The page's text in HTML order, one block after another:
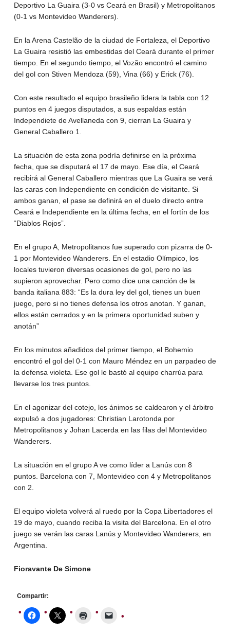
Deportivo La Guaira (3-0 vs Ceará en Brasil) y Metropolitanos
(0-1 vs Montevideo Wanderers).
En la Arena Castelão de la ciudad de Fortaleza, el Deportivo
La Guaira resistió las embestidas del Ceará durante el primer
tiempo. En el segundo tiempo, el Vozão encontró el camino
del gol con Stiven Mendoza (59), Vina (66) y Erick (76).
Con este resultado el equipo brasileño lidera la tabla con 12
puntos en 4 juegos disputados, a sus espaldas están
Independiete de Avellaneda con 9, cierran La Guaira y
General Caballero 1.
La situación de esta zona podría definirse en la próxima
fecha, que se disputará el 17 de mayo. Ese día, el Ceará
recibirá al General Caballero mientras que La Guaira se verá
las caras con Independiente en condición de visitante. Si
ambos ganan, el pase se definirá en el duelo directo entre
Ceará e Independiente en la última fecha, en el fortín de los
“Diablos Rojos”.
En el grupo A, Metropolitanos fue superado con pizarra de 0-
1 por Montevideo Wanderers. En el estadio Olímpico, los
locales tuvieron diversas ocasiones de gol, pero no las
supieron aprovechar. Pero como dice una canción de la
banda italiana 883: “Es la dura ley del gol, tienes un buen
juego, pero si no tienes defensa los otros anotan. Y ganan,
ellos están cerrados y en la primera oportunidad suben y
anotán”
En los minutos añadidos del primer tiempo, el Bohemio
encontró el gol del 0-1 con Mauro Méndez en un parpadeo de
la defensa violeta. Ese gol le bastó al equipo charrúa para
llevarse los tres puntos.
En el agonizar del cotejo, los ánimos se caldearon y el árbitro
expulsó a dos jugadores: Christian Larotonda por
Metropolitanos y Johan Lacerda en las filas del Montevideo
Wanderers.
La situación en el grupo A ve como líder a Lanús con 8
puntos. Barcelona con 7, Montevideo con 4 y Metropolitanos
con 2.
El equipo violeta volverá al ruedo por la Copa Libertadores el
19 de mayo, cuando reciba la visita del Barcelona. En el otro
juego se verán las caras Lanús y Montevideo Wanderers, en
Argentina.
Fioravante De Simone
Compartir: